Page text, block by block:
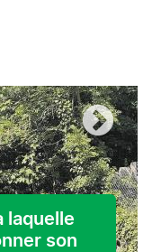
laquelle
son